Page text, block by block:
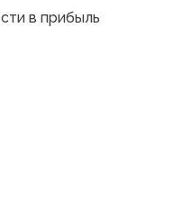
в прибыль